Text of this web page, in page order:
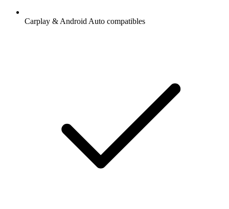
Carplay & Android Auto compatibles